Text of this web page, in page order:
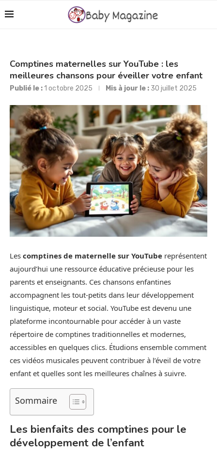
Comptines maternelles sur YouTube : les
meilleures chansons pour éveiller votre enfant
Publié le : 1 octobre 2025 Mis à jour le : 30 juillet 2025
Les comptines de maternelle sur YouTube représentent
aujourd’hui une ressource éducative précieuse pour les
parents et enseignants. Ces chansons enfantines
accompagnent les tout-petits dans leur développement
linguistique, moteur et social. YouTube est devenu une
plateforme incontournable pour accéder à un vaste
répertoire de comptines traditionnelles et modernes,
accessibles en quelques clics. Étudions ensemble comment
ces vidéos musicales peuvent contribuer à l’éveil de votre
enfant et quelles sont les meilleures chaînes à suivre.
Sommaire
Les bienfaits des comptines pour le
développement de l’enfant